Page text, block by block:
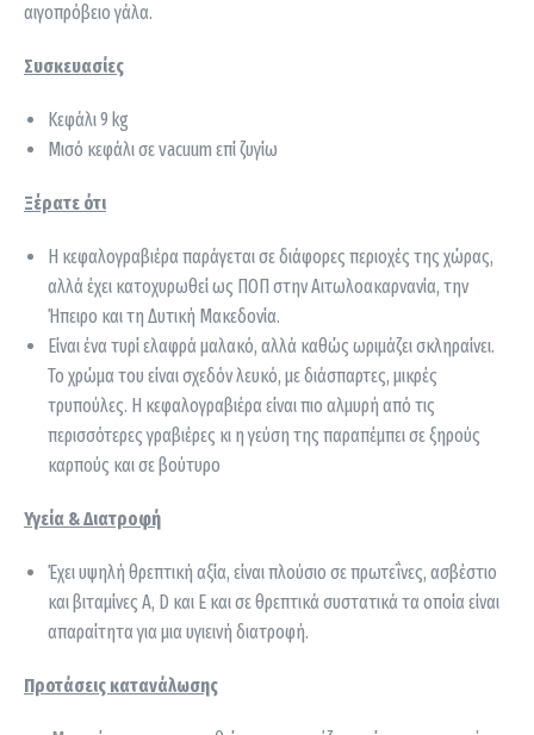
αιγοπρόβειο γάλα.
Συσκευασίες
Κεφάλι 9 kg
Μισό κεφάλι σε vacuum επί ζυγίω
Ξέρατε ότι
Η κεφαλογραβιέρα παράγεται σε διάφορες περιοχές της χώρας,
αλλά έχει κατοχυρωθεί ως ΠΟΠ στην Αιτωλοακαρνανία, την
Ήπειρο και τη Δυτική Μακεδονία.
Είναι ένα τυρί ελαφρά μαλακό, αλλά καθώς ωριμάζει σκληραίνει.
Το χρώμα του είναι σχεδόν λευκό, με διάσπαρτες, μικρές
τρυπούλες. Η κεφαλογραβιέρα είναι πιο αλμυρή από τις
περισσότερες γραβιέρες κι η γεύση της παραπέμπει σε ξηρούς
καρπούς και σε βούτυρο
Υγεία & Διατροφή
Έχει υψηλή θρεπτική αξία, είναι πλούσιο σε πρωτεΐνες, ασβέστιο
και βιταμίνες Α, D και Ε και σε θρεπτικά συστατικά τα οποία είναι
απαραίτητα για μια υγιεινή διατροφή.
Προτάσεις κατανάλωσης